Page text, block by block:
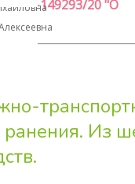
14-149293/20 "О
Из